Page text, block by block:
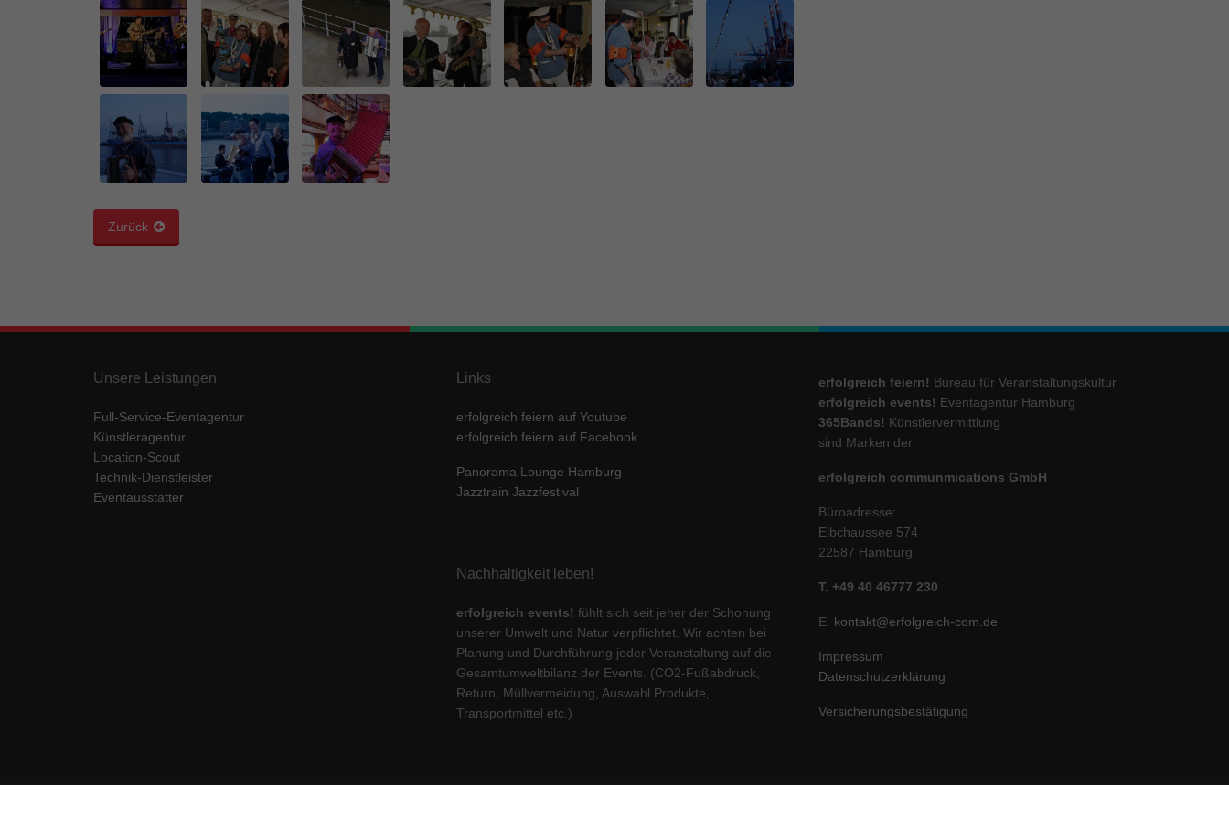
Zurück
Unsere Leistungen
Full-Service-Eventagentur
Künstleragentur
Location-Scout
Technik-Dienstleister
Eventausstatter
Links
erfolgreich feiern auf Youtube
erfolgreich feiern auf Facebook
Panorama Lounge Hamburg
Jazztrain Jazzfestival
Nachhaltigkeit leben!
erfolgreich events! fühlt sich seit jeher der Schonung
unserer Umwelt und Natur verpflichtet. Wir achten bei
Planung und Durchführung jeder Veranstaltung auf die
Gesamtumweltbilanz der Events. (CO2-Fußabdruck,
Return, Müllvermeidung, Auswahl Produkte,
Transportmittel etc.)
erfolgreich feiern! Bureau für Veranstaltungskultur
erfolgreich events! Eventagentur Hamburg
365Bands! Künstlervermittlung
sind Marken der:
erfolgreich communmications GmbH
Büroadresse:
Elbchaussee 574
22587 Hamburg
T. +49 40 46777 230
E. kontakt@erfolgreich-com.de
Impressum
Datenschutzerklärung
Versicherungsbestätigung
Essenziell (1)
Essenzielle Cookies ermöglichen grundlegende Funktionen und sind für die einwandfreie
Funktion der Website erforderlich.
Cookie-Informationen anzeigen
Marketing (1)
Marketing-Cookies werden von Drittanbietern oder Publishern verwendet, um personalisierte
Werbung anzuzeigen. Sie tun dies, indem sie Besucher über Websites hinweg verfolgen.